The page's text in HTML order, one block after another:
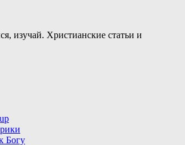
изучай. Христианские статьи и
Богу